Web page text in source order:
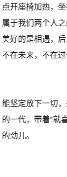
点开座椅加热，
属于我们两个人
美好的是相遇，
不在未来，不在
能坚定放下一切
的一代，带着"就
的劲儿。